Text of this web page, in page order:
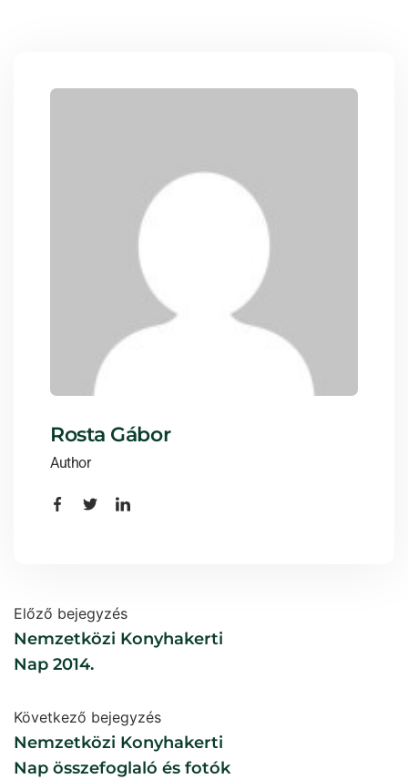
Rosta Gábor
Author
Előző bejegyzés
Nemzetközi Konyhakerti
Nap 2014.
Következő bejegyzés
Nemzetközi Konyhakerti
Nap összefoglaló és fotók